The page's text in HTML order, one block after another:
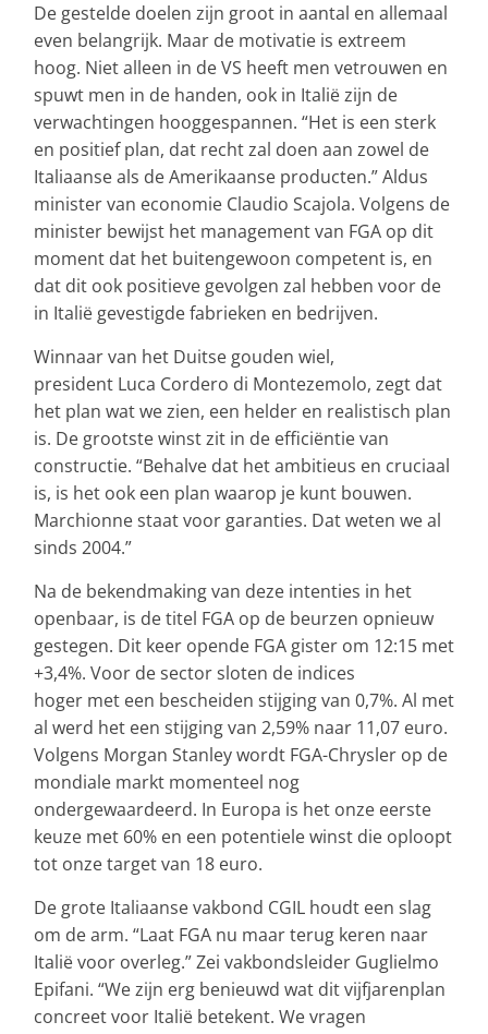
De gestelde doelen zijn groot in aantal en allemaal
even belangrijk. Maar de motivatie is extreem
hoog. Niet alleen in de VS heeft men vetrouwen en
spuwt men in de handen, ook in Italië zijn de
verwachtingen hooggespannen. “Het is een sterk
en positief plan, dat recht zal doen aan zowel de
Italiaanse als de Amerikaanse producten.” Aldus
minister van economie Claudio Scajola. Volgens de
minister bewijst het management van FGA op dit
moment dat het buitengewoon competent is, en
dat dit ook positieve gevolgen zal hebben voor de
in Italië gevestigde fabrieken en bedrijven.
Winnaar van het Duitse gouden wiel,
president Luca Cordero di Montezemolo, zegt dat
het plan wat we zien, een helder en realistisch plan
is. De grootste winst zit in de efficiëntie van
constructie. “Behalve dat het ambitieus en cruciaal
is, is het ook een plan waarop je kunt bouwen.
Marchionne staat voor garanties. Dat weten we al
sinds 2004.”
Na de bekendmaking van deze intenties in het
openbaar, is de titel FGA op de beurzen opnieuw
gestegen. Dit keer opende FGA gister om 12:15 met
+3,4%. Voor de sector sloten de indices
hoger met een bescheiden stijging van 0,7%. Al met
al werd het een stijging van 2,59% naar 11,07 euro.
Volgens Morgan Stanley wordt FGA-Chrysler op de
mondiale markt momenteel nog
ondergewaardeerd. In Europa is het onze eerste
keuze met 60% en een potentiele winst die oploopt
tot onze target van 18 euro.
De grote Italiaanse vakbond CGIL houdt een slag
om de arm. “Laat FGA nu maar terug keren naar
Italië voor overleg.” Zei vakbondsleider Guglielmo
Epifani. “We zijn erg benieuwd wat dit vijfjarenplan
concreet voor Italië betekent. We vragen